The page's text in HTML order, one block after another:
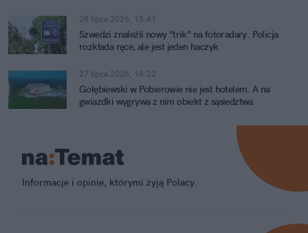
28 lipca 2026, 15:41
Szwedzi znaleźli nowy "trik" na fotoradary. Policja
rozkłada ręce, ale jest jeden haczyk
27 lipca 2026, 16:22
Gołębiewski w Pobierowie nie jest hotelem. A na
gwiazdki wygrywa z nim obiekt z sąsiedztwa
Informacje i opinie, którymi żyją Polacy.